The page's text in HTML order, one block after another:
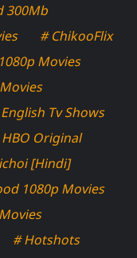
300Mb
# ChikooFlix
Movies
Tv Shows
Original
[Hindi]
1080p Movies
# Hotshots